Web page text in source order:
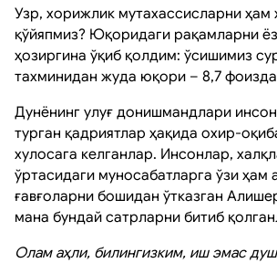
Узр, хорижлик мутахассисларни ҳам
қўйяпмиз? Юқоридаги рақамларни
ҳозиргина ўқиб қолдим: ўсишимиз
тахминидан жуда юқори – 8,7
Дунёнинг улуғ донишмандлари
турган қадриятлар ҳақида охир-
хулосага келганлар. Инсонлар,
ўртасидаги муносабатларга ўзи
ғавғоларни бошидан ўтказган
мана бундай сатрларни битиб
Олам аҳли, билингизким, иш эмас